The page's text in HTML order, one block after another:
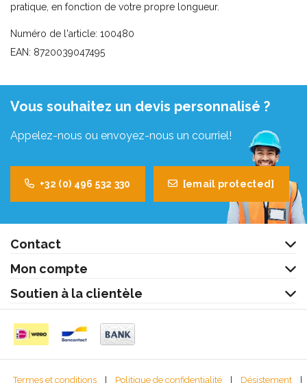
pratique, en fonction de votre propre longueur.
Numéro de l'article: 100480
EAN: 8720039047495
Vous souhaitez un devis personnalisé ?
Appelez-nous ou envoyez-nous un courriel!
+32 (0) 496 532 330 [email protected]
Contact
Mon compte
Soutien à la clientèle
Termes et conditions | Politique de confidentialité | Désistement |